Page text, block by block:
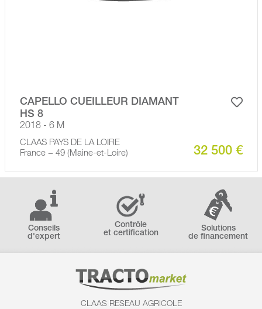
CAPELLO CUEILLEUR DIAMANT
HS 8
2018 - 6 M
CLAAS PAYS DE LA LOIRE
France − 49 (Maine-et-Loire)
32 500 €
Conseils
d'expert
Contrôle
et certification
Solutions
de financement
CLAAS RESEAU AGRICOLE